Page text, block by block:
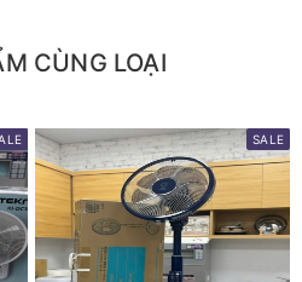
CÙNG LOẠI
SALE